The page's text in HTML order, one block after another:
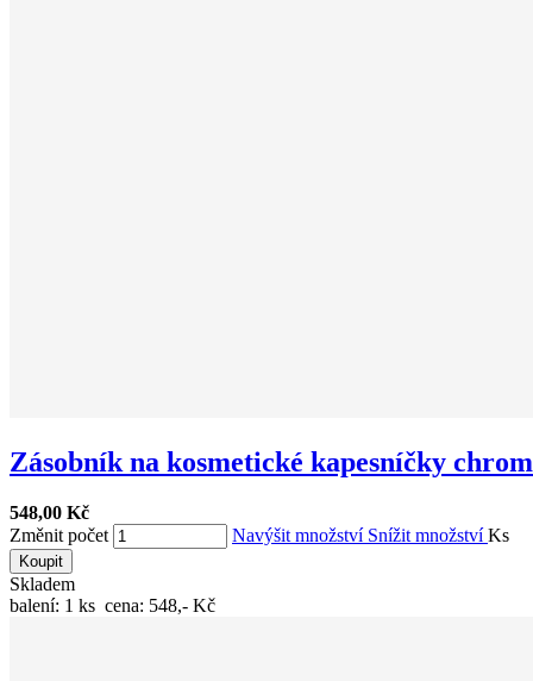
Zásobník na kosmetické kapesníčky
548,00 Kč
Změnit počet
Navýšit množství Snížit množstvíKs
Koupit
Skladem
balení: 1 ks cena: 548,- Kč